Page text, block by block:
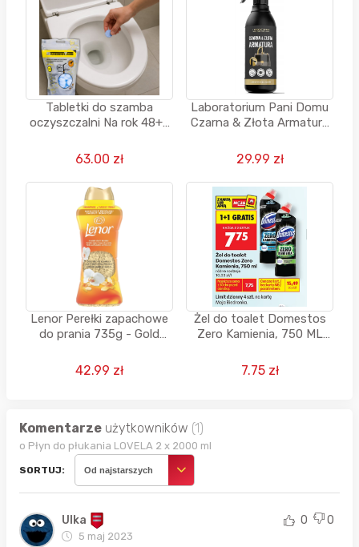
Tabletki do szamba
oczyszczalni Na rok 48+4
Sanidenn
63.00 zł
Laboratorium Pani Domu
Czarna & Złota Armatura
29.99 zł
Lenor Perełki zapachowe
do prania 735g - Gold
Rossmannie
42.99 zł
Żel do toalet Domestos
Zero Kamienia, 750 ML
7.75 zł
Komentarze użytkowników (1)
o Płyn do płukania LOVELA 2 x 2000 ml
SORTUJ: Od najstarszych
Ulka
5 maj 2023
0 0